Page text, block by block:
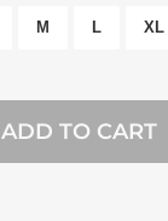
M L XL
ADD TO CART